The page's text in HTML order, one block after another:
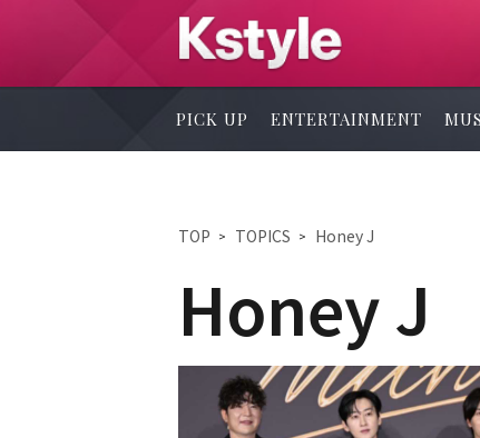
PICK UP ENTERTAINMENT
TOP TOPICS Honey J
Honey J